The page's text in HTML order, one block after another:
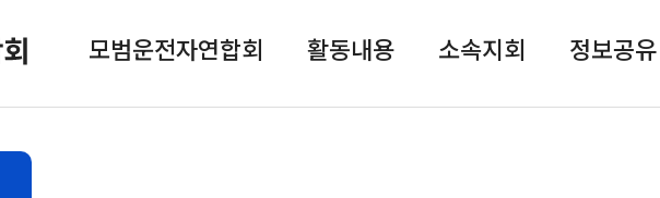
모범운전자연합회 활동내용 소속지회 정보공유